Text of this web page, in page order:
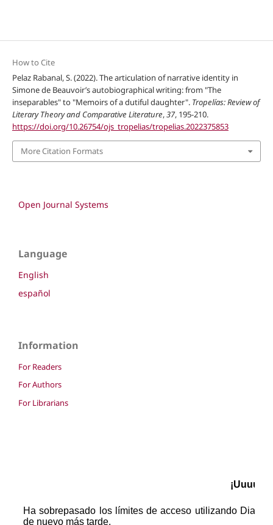
How to Cite
Pelaz Rabanal, S. (2022). The articulation of narrative identity in
Simone de Beauvoir’s autobiographical writing: from "The
inseparables" to "Memoirs of a dutiful daughter". Tropelías: Review of
Literary Theory and Comparative Literature,37, 195-210.
https://doi.org/10.26754/ojs_tropelias/tropelias.2022375853
More Citation Formats
Open Journal Systems
Language
English
español
Information
For Readers
For Authors
For Librarians